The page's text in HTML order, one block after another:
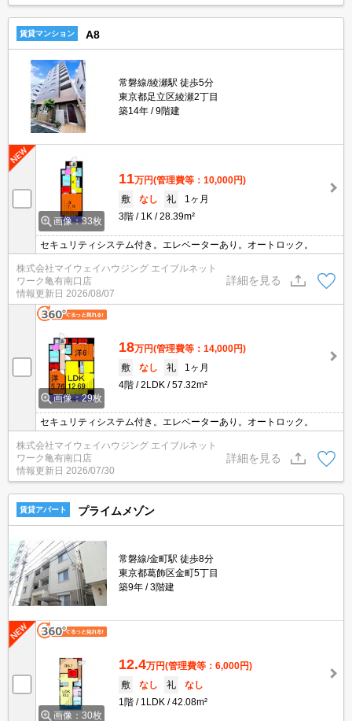
賃貸マンション A8
常磐線/綾瀬駅 徒歩5分
東京都足立区綾瀬2丁目
築14年
9階建
画像：33枚
11万円(管理費等：10,000円)
敷
なし 礼
1ヶ月
3階
1K 28.39m²
セキュリティシステム付き。エレベーターあり。オートロック。
株式会社マイウェイハウジング エイブルネット
ワーク亀有南口店
情報更新日 2026/08/07
詳細を見る
画像：29枚
18万円(管理費等：14,000円)
敷
なし 礼
1ヶ月
4階
2LDK 57.32m²
セキュリティシステム付き。エレベーターあり。オートロック。
株式会社マイウェイハウジング エイブルネット
ワーク亀有南口店
情報更新日 2026/07/30
詳細を見る
賃貸アパート プライムメゾン
常磐線/金町駅 徒歩8分
東京都葛飾区金町5丁目
築9年
3階建
画像：30枚
12.4万円(管理費等：6,000円)
敷
なし 礼
なし
1階
1LDK 42.08m²